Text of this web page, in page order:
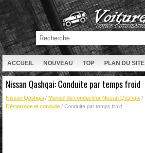
ACCUEIL NOUVEAU TOP PLAN DU SITE
RECHERCHE
Nissan Qashqai: Conduite par temps froid
Nissan Qashqai / Manuel du conducteur Nissan Qashqai /
Démarrage et conduite / Conduite par temps froid